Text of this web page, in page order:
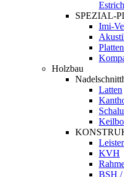
SPEZIAL-
Imi-
Holzbau
Latten
KVH
BSH /